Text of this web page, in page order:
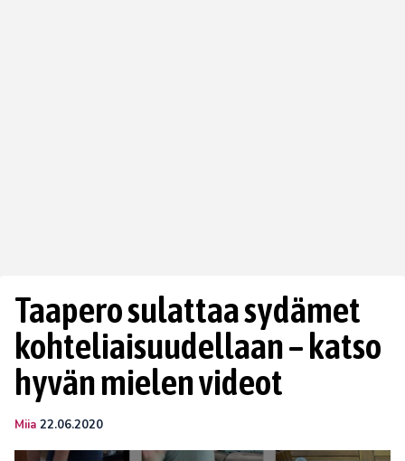
Taapero sulattaa sydämet
kohteliaisuudellaan – katso
hyvän mielen videot
Miia 22.06.2020